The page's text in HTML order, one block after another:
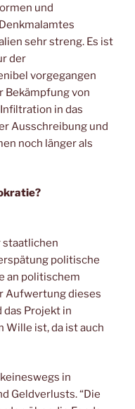
und
sehr streng. Es ist
der
vorgegangen
Bekämpfung von
in das
Ausschreibung und
noch länger als
politische
an politischem
Aufwertung dieses
Projekt in
Wille ist, da ist auch
in
Geldverlusts. “Die